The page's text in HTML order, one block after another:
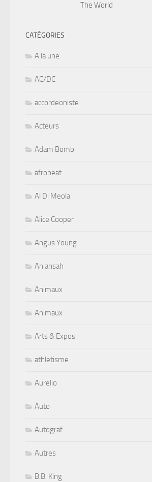
The World
CATÉGORIES
A la une
AC/DC
accordeoniste
Acteurs
Adam Bomb
afrobeat
Al Di Meola
Alice Cooper
Angus Young
Aniansah
Animaux
Animaux
Arts & Expos
athletisme
Aurelio
Auto
Autograf
Autres
B.B. King